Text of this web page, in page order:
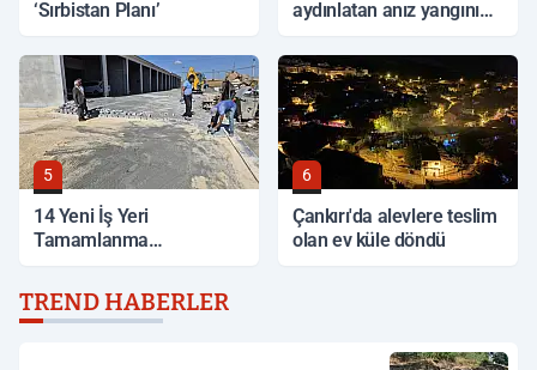
‘Sırbistan Planı’
aydınlatan anız yangını
5
14 Yeni İş Yeri
Tamamlanma
6
Çankırı'da alevlere teslim
olan ev küle döndü
TREND HABERLER